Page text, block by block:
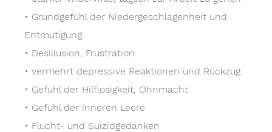
• Grundgefühl der Niedergeschlagenheit und
Entmutigung
• Desillusion, Frustration
• vermehrt depressive Reaktionen und Rückzug
• Gefühl der Hilflosigkeit, Ohnmacht
• Gefühl der inneren Leere
• Flucht- und Suizidgedanken